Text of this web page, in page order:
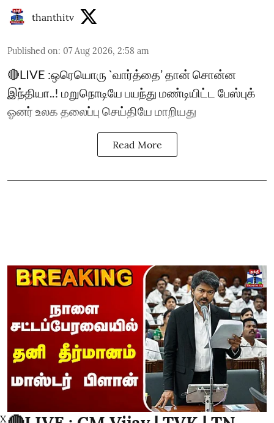
thanthitv
Published on: 07 Aug 2026, 2:58 am
🔴LIVE :ஒரெயொரு `வார்த்தை’ தான் சொன்ன
இந்தியா..! மறுநொடியே பயந்து மண்டியிட்ட பேஸ்புக்
ஓனர் உலக தலைப்பு செய்தியே மாறியது
Read More
X